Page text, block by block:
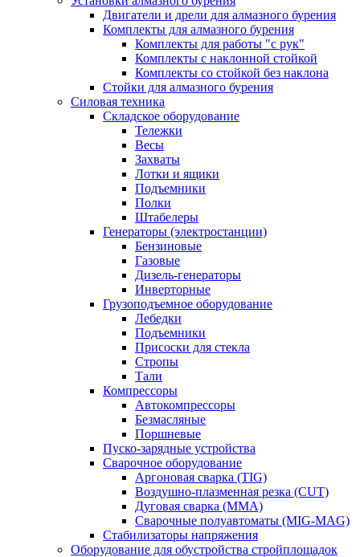
Двигатели и дрели для алмазного бурения
Комплекты для алмазного бурения
Комплекты для работы "с рук"
Комплекты с наклонной стойкой
Комплекты со стойкой без наклона
Стойки для алмазного бурения
Силовая техника
Складское оборудование
Тележки
Весы
Захваты
Лотки и ящики
Подъемники
Полки
Штабелеры
Генераторы (электростанции)
Бензиновые
Газовые
Дизель-генераторы
Инверторные
Грузоподъемное оборудование
Лебедки
Подъемники
Присоски для стекла
Стропы
Тали
Компрессоры
Автокомпрессоры
Безмасляные
Поршневые
Пуско-зарядные устройства
Сварочное оборудование
Аргоновая сварка (TIG)
Воздушно-плазменная резка (CUT)
Дуговая сварка (ММА)
Сварочные полуавтоматы (MIG-MAG)
Стабилизаторы напряжения
Оборудование для обустройства стройплощадок